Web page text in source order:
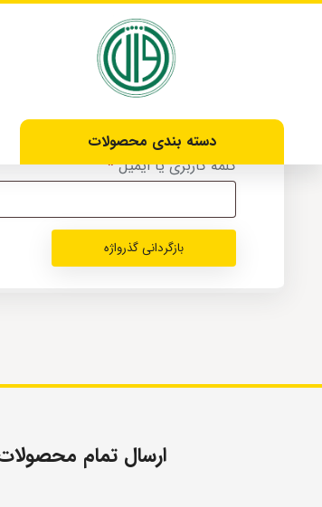
دسته بندی محصولات
فراموشی گذرواژه
رمز عبور خود را فراموش کرده‌اید؟ لطفاً
کلمه کاربری یا ایمیل*
بازگردانی گذرواژه
ارسال تمام